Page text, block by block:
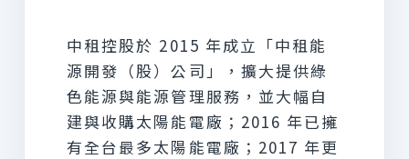
中租控股於 2015 年成立「中租能
源開發（股）公司」，擴大提供綠
色能源與能源管理服務，並大幅自
建與收購太陽能電廠；2016 年已擁
有全台最多太陽能電廠；2017 年更